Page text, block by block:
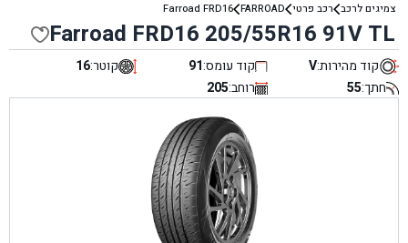
צמיגים לרכב רכב פרטי FARROAD
Farroad FRD16
Farroad FRD16 205/55R16 91V TL
קוד מהירות:V קוד עומס:91 קוטר:16
חתך:55 רוחב:205